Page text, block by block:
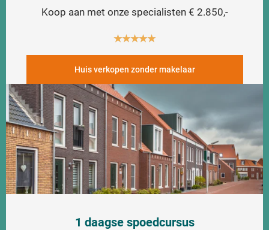
Koop aan met onze specialisten € 2.850,-
★★★★★
Huis verkopen zonder makelaar
1 daagse spoedcursus